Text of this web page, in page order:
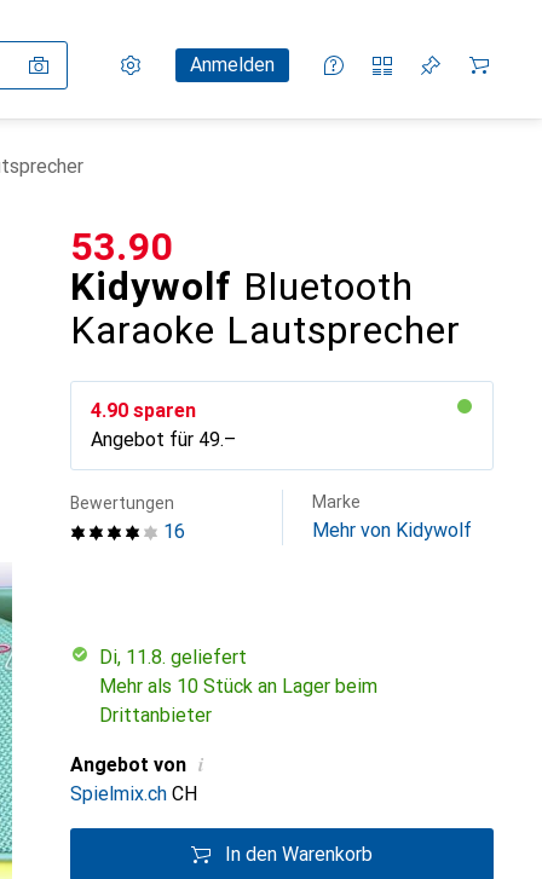
Einstellungen
KundenkontoAnmelden
Vergleichslisten
Merklisten
Warenkorb
Kidywolf Bluetooth
Karaoke Lautsprecher
CHF
53.90
CHF
4.90 sparen
Angebot für CHF
49.–
16
Bewertungen Marke
Mehr von Kidywolf
Di, 11.8. geliefert
Mehr als 10 Stück an Lager beim
Drittanbieter
Angebot von i
Spielmix.ch CH
In den Warenkorb